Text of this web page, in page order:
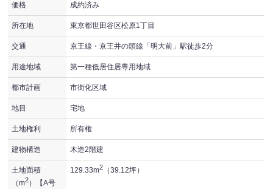
価格 成約済み
所在地 東京都世田谷区松原1丁目
交通 京王線・京王井の頭線「明大前」駅徒歩2分
用途地域 第一種低居住居専用地域
都市計画 市街化区域
地目 宅地
土地権利 所有権
建物構造 木造2階建
土地面積
（m2）【A号
129.33m2 （39.12坪）